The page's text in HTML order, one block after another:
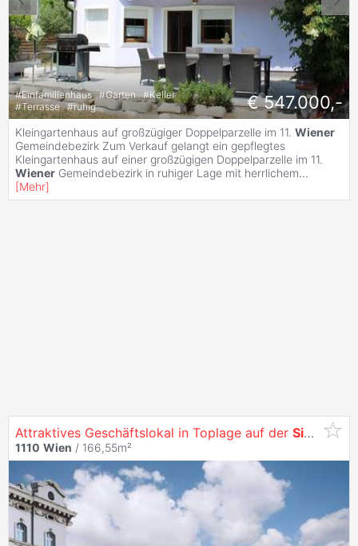
#Einfamilienhaus #Garten #Keller
#Terrasse #ruhig € 547.000,-
Kleingartenhaus auf großzügiger Doppelparzelle im 11. Wiener
Gemeindebezirk Zum Verkauf gelangt ein gepflegtes
Kleingartenhaus auf einer großzügigen Doppelparzelle im 11.
Wiener Gemeindebezirk in ruhiger Lage mit herrlichem...
[Mehr]
Attraktives Geschäftslokal in Toplage auf der Simmeringer
1110 Wien / 166,55m²